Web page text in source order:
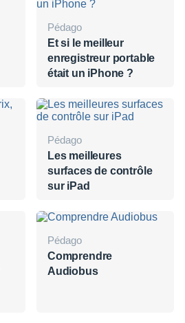
Pédago
Et si le meilleur
enregistreur portable
était un iPhone ?
Pédago
Les meilleures
surfaces de contrôle
sur iPad
Pédago
Comprendre
Audiobus